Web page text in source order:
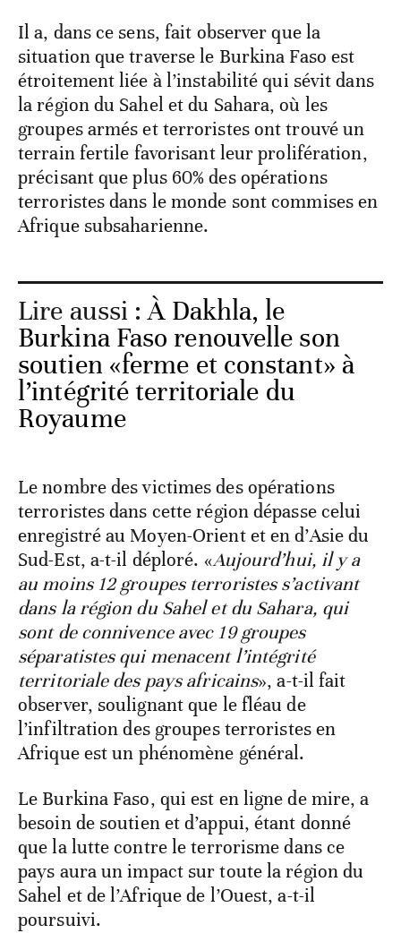
Il a, dans ce sens, fait observer que la
situation que traverse le Burkina Faso est
étroitement liée à l’instabilité qui sévit dans
la région du Sahel et du Sahara, où les
groupes armés et terroristes ont trouvé un
terrain fertile favorisant leur prolifération,
précisant que plus 60% des opérations
terroristes dans le monde sont commises en
Afrique subsaharienne.
Lire aussi :À Dakhla, le
Burkina Faso renouvelle son
soutien «ferme et constant» à
l’intégrité territoriale du
Royaume
Le nombre des victimes des opérations
terroristes dans cette région dépasse celui
enregistré au Moyen-Orient et en d’Asie du
Sud-Est, a-t-il déploré. «Aujourd’hui, il y a
au moins 12 groupes terroristes s’activant
dans la région du Sahel et du Sahara, qui
sont de connivence avec 19 groupes
séparatistes qui menacent l’intégrité
territoriale des pays africains», a-t-il fait
observer, soulignant que le fléau de
l’infiltration des groupes terroristes en
Afrique est un phénomène général.
Le Burkina Faso, qui est en ligne de mire, a
besoin de soutien et d’appui, étant donné
que la lutte contre le terrorisme dans ce
pays aura un impact sur toute la région du
Sahel et de l’Afrique de l’Ouest, a-t-il
poursuivi.